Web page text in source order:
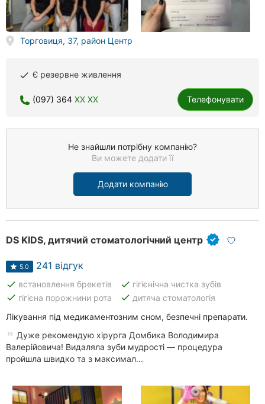
Торговиця, 37, район Центр
done Є резервне живлення
(097) 364 XX XX Телефонувати
Не знайшли потрібну компанію?
Ви можете додати її
Додати компанію
DS KIDS, дитячий стоматологічний центр
5.0 241 відгук
done встановлення брекетів done гігієнічна чистка зубів
done гігієна порожнини рота done дитяча стоматологія
Лікування під медикаментозним сном, безпечні препарати.
Дуже рекомендую хірурга Домбика Володимира
Валерійовича! Видаляла зуби мудрості — процедура
пройшла швидко та з максимал...